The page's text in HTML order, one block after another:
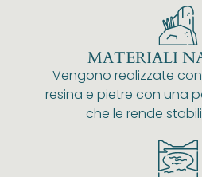
MATERIALI
Vengono realizzate
resina e pietre con una
che le rende